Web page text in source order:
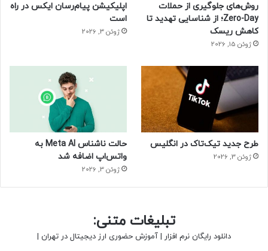
روش‌های جلوگیری از حملات
Zero-Day؛ از شناسایی تهدید تا
کاهش ریسک
ژوئن 15, 2026
اپلیکیشن پیام‌رسان ایکس در راه
است
ژوئن 3, 2026
طرح جدید تیک‌تاک در انگلیس
ژوئن 3, 2026
حالت ناشناس Meta AI به
واتس‌اپ اضافه شد
ژوئن 3, 2026
تبلیغات متنی:
دانلود رایگان نرم افزار | آموزش حضوری ارز دیجیتال در تهران |